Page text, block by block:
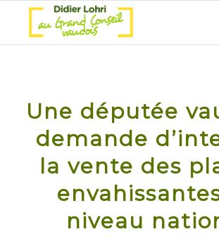
Une députée
demande
la vente des
niveau